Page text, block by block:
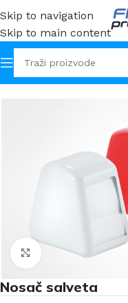
Skip to navigation
Skip to main content
Početna Nosači catering
Klikni za uvećanje
Nosač salveta